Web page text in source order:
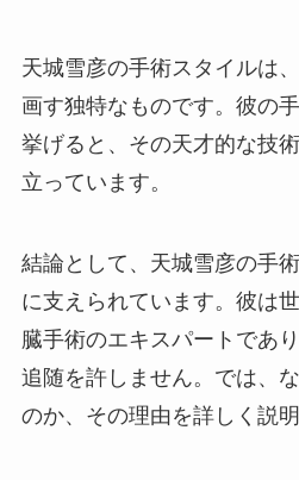
天城雪彦の手術スタイルは
画す独特なものです。彼の
挙げると、その天才的な技
立っています。
結論として、天城雪彦の手
に支えられています。彼は
臓手術のエキスパートであ
追随を許しません。では、
のか、その理由を詳しく説明